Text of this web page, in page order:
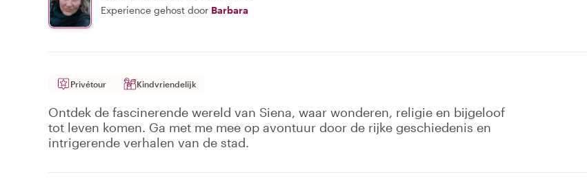
Experience gehost door Barbara
Privétour Kindvriendelijk
Ontdek de fascinerende wereld van Siena, waar wonderen, religie en bijgeloof
tot leven komen. Ga met me mee op avontuur door de rijke geschiedenis en
intrigerende verhalen van de stad.